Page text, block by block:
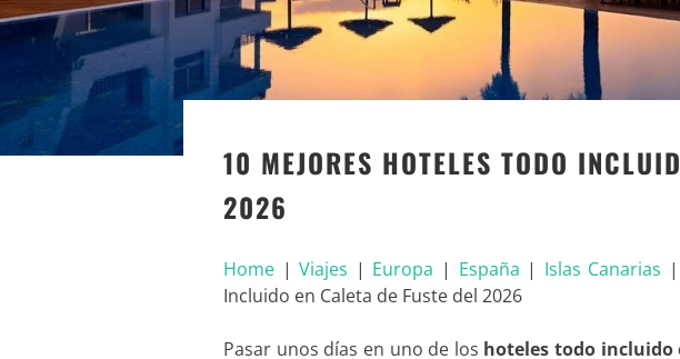
10 MEJORES HOTELES TODO
2026
Home |Viajes | Europa | España | Islas Canarias |
Incluido en Caleta de Fuste del 2026
Pasar unos días en uno de los hoteles todo incluido